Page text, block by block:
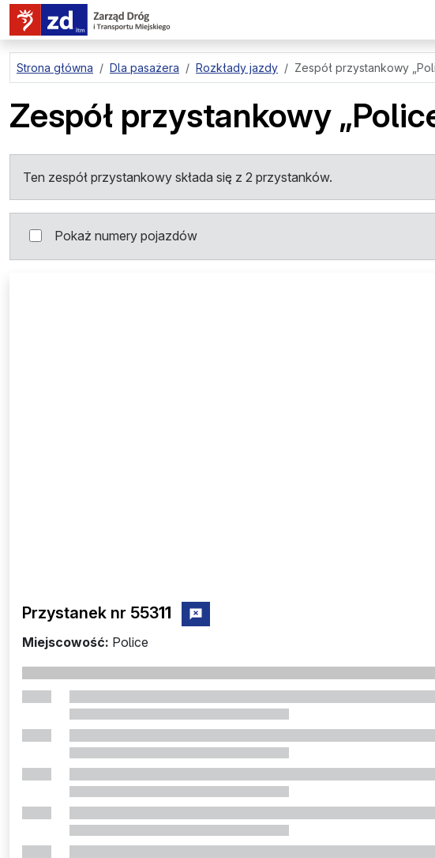
przejdź do treści strony
Strona główna Dla pasażera Rozkłady jazdy Zespół przystankowy
Zespół przystankowy
Ten zespół przystankowy składa się z 2 przystanków.
Pokaż numery pojazdów
Przystanek nr 55311 zgłoś przystanek nr 55311
Miejscowość: Police